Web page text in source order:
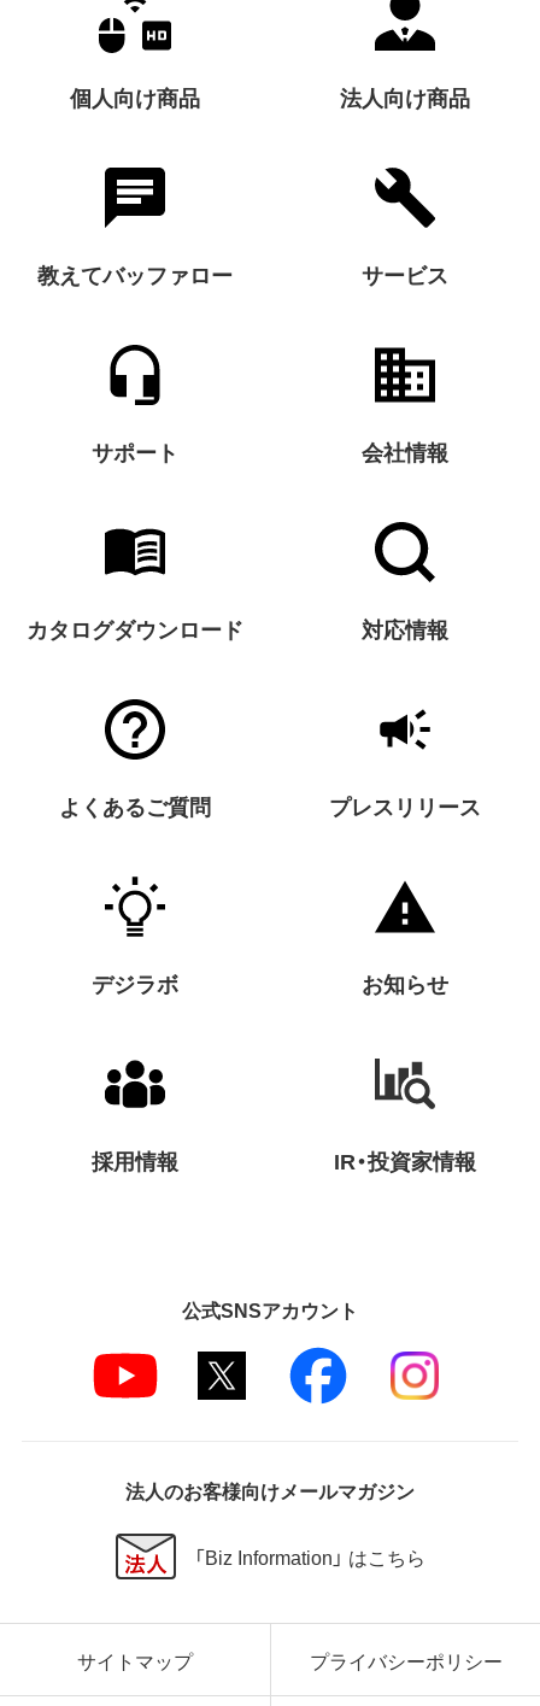
個人向け商品 法人向け商品
教えてバッファロー サービス
サポート 会社情報
カタログダウンロード 対応情報
よくあるご質問 プレスリリース
デジラボ お知らせ
採用情報 IR・投資家情報
公式SNSアカウント
法人のお客様向けメールマガジン
「Biz Information」 はこちら
サイトマップ プライバシーポリシー